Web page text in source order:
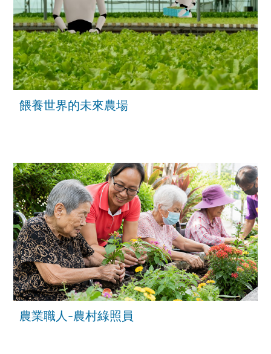
餵養世界的未來農場
農業職人-農村綠照員